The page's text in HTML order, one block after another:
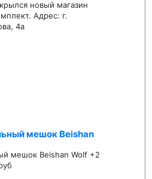
новый магазин
Адрес: г.
4а
мешок Beishan
мешок Beishan Wolf +2